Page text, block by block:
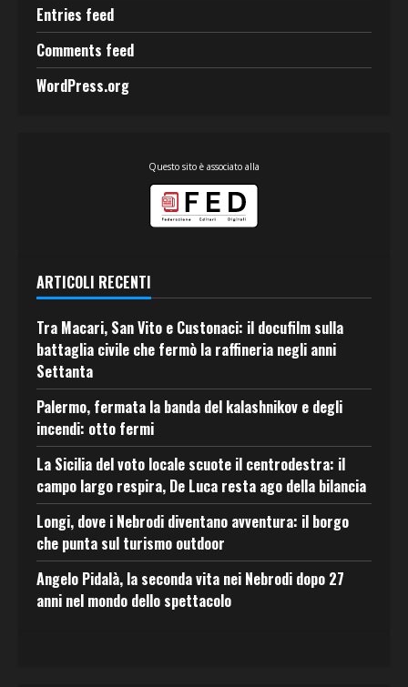
Entries feed
Comments feed
WordPress.org
Questo sito è associato alla
ARTICOLI RECENTI
Tra Macari, San Vito e Custonaci: il docufilm sulla
battaglia civile che fermò la raffineria negli anni
Settanta
Palermo, fermata la banda del kalashnikov e degli
incendi: otto fermi
La Sicilia del voto locale scuote il centrodestra: il
campo largo respira, De Luca resta ago della bilancia
Longi, dove i Nebrodi diventano avventura: il borgo
che punta sul turismo outdoor
Angelo Pidalà, la seconda vita nei Nebrodi dopo 27
anni nel mondo dello spettacolo